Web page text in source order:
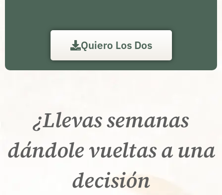
Quiero Los Dos
¿Llevas semanas
dándole vueltas a una
decisión